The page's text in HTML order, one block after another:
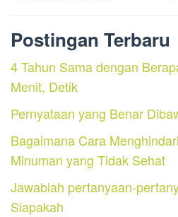
Postingan Terbaru
4 Tahun Sama dengan
Menit, Detik
Pernyataan yang Benar
Bagaimana Cara
Minuman yang Tidak Sehat
Jawablah pertanyaan-
Siapakah